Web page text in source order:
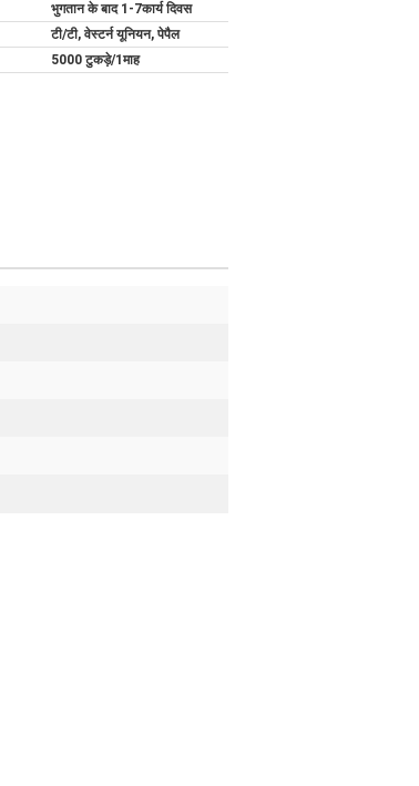
भुगतान के बाद 1-7कार्य दिवस
टी/टी, वेस्टर्न यूनियन, पेपैल
5000 टुकड़े/1माह